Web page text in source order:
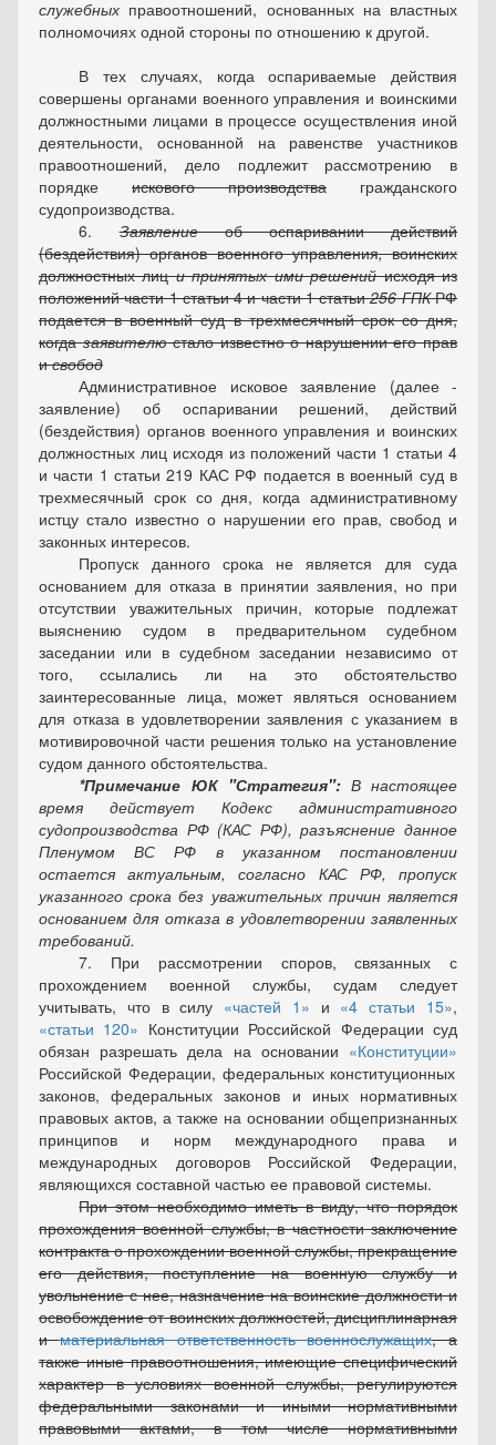
служебных правоотношений, основанных на властных
полномочиях одной стороны по отношению к другой.
В тех случаях, когда оспариваемые действия
совершены органами военного управления и воинскими
должностными лицами в процессе осуществления иной
деятельности, основанной на равенстве участников
правоотношений, дело подлежит рассмотрению в
порядке искового производства гражданского
судопроизводства.
6.Заявлениеоб оспаривании действий
(бездействия) органов военного управления,воинских
должностных лици принятых ими решенийисходя из
положенийчасти 1 статьи 4ичасти 1 статьи256ГПКРФ
подается в военный суд в трехмесячный срок со дня,
когдазаявителюстало известно о нарушении его прав
исвобод
Административное исковое заявление (далее -
заявление) об оспаривании решений, действий
(бездействия) органов военного управления и воинских
должностных лиц исходя из положений части 1 статьи 4
и части 1 статьи 219 КАС РФ подается в военный суд в
трехмесячный срок со дня, когда административному
истцу стало известно о нарушении его прав, свобод и
законных интересов.
Пропуск данного срока не является для суда
основанием для отказа в принятии заявления, но при
отсутствии уважительных причин, которые подлежат
выяснению судом в предварительном судебном
заседании или в судебном заседании независимо от
того, ссылались ли на это обстоятельство
заинтересованные лица, может являться основанием
для отказа в удовлетворении заявления с указанием в
мотивировочной части решения только на установление
судом данного обстоятельства.
*Примечание ЮК "Стратегия": В настоящее
время действует Кодекс административного
судопроизводства РФ (КАС РФ), разъяснение данное
Пленумом ВС РФ в указанном постановлении
остается актуальным, согласно КАС РФ, пропуск
указанного срока без уважительных причин является
основанием для отказа в удовлетворении заявленных
требований.
7. При рассмотрении споров, связанных с
прохождением военной службы, судам следует
учитывать, что в силу
частей 1 и 4 статьи 15 ,
статьи 120
Конституции Российской Федерации суд
обязан разрешать дела на основании
Конституции
Российской Федерации, федеральных конституционных
законов, федеральных законов и иных нормативных
правовых актов, а также на основании общепризнанных
принципов и норм международного права и
международных договоров Российской Федерации,
являющихся составной частью ее правовой системы.
При этом необходимо иметь в виду, что порядок
прохождения военной службы, в частности заключение
контракта о прохождении военной службы, прекращение
его действия, поступление на военную службу и
увольнение с нее, назначение на воинские должности и
освобождение от воинских должностей, дисциплинарная
иматериальная ответственность военнослужащих, а
также иные правоотношения, имеющие специфический
характер в условиях военной службы, регулируются
федеральными законами и иными нормативными
правовыми актами, в том числе нормативными